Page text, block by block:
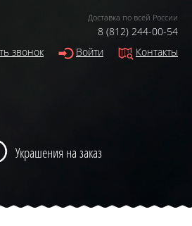
Доставка по всей России
8 (812) 244-00-54
звонок
Войти Контакты
Украшения на заказ